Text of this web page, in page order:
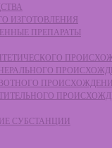
ИЗГОТОВЛЕНИЯ
ПРЕПАРАТЫ
СУБСТАНЦИИ